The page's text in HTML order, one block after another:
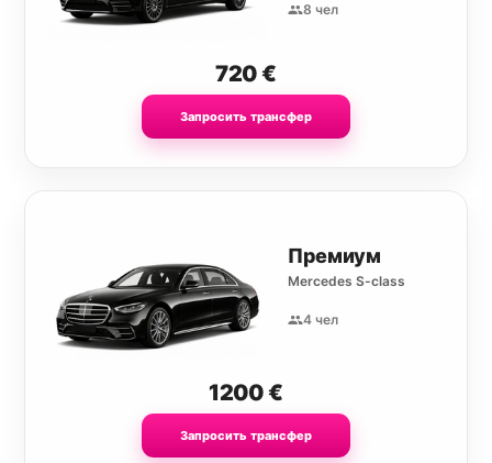
8 чел
720€
Запросить трансфер
Премиум
Mercedes S-class
4 чел
1200€
Запросить трансфер